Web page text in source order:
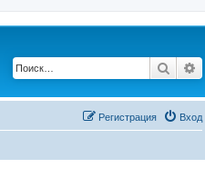
Поиск
Вход
Регистрация